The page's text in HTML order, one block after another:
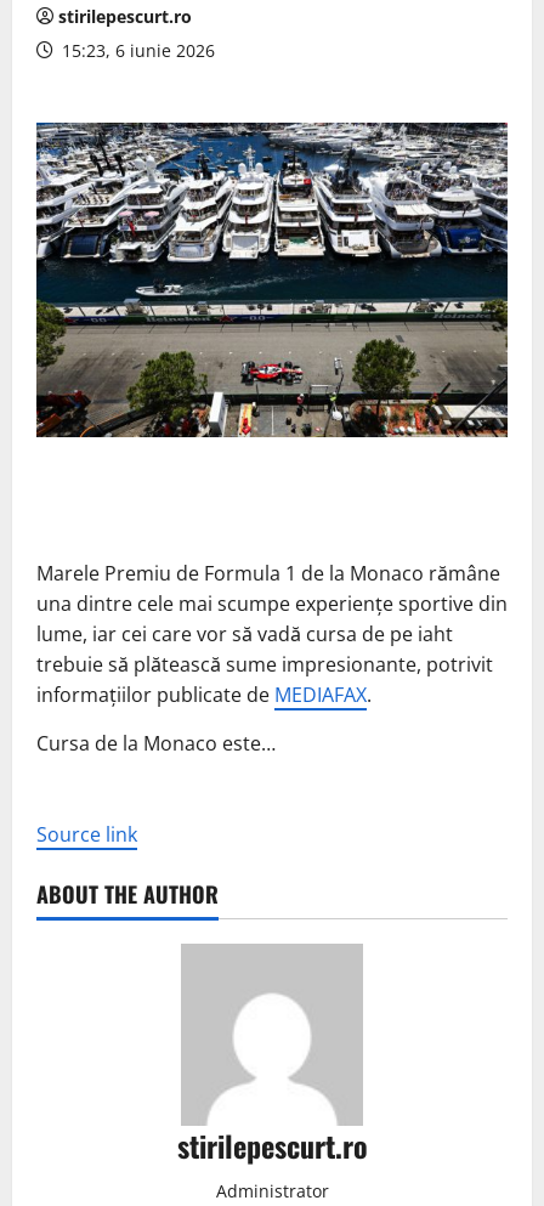
stirilepescurt.ro
15:23, 6 iunie 2026
Marele Premiu de Formula 1 de la Monaco rămâne
una dintre cele mai scumpe experiențe sportive din
lume, iar cei care vor să vadă cursa de pe iaht
trebuie să plătească sume impresionante, potrivit
informațiilor publicate de MEDIAFAX.
Cursa de la Monaco este…
Source link
ABOUT THE AUTHOR
stirilepescurt.ro
Administrator